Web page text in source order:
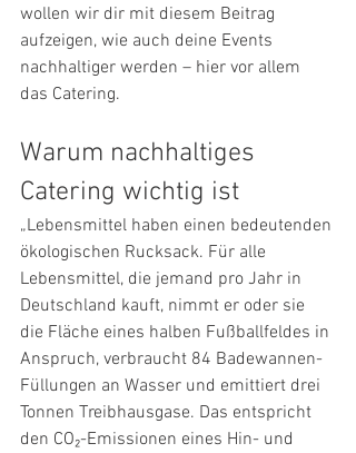
wollen wir dir mit diesem Beitrag
aufzeigen, wie auch deine Events
nachhaltiger werden – hier vor allem
das Catering.
Warum nachhaltiges
Catering wichtig ist
„Lebensmittel haben einen bedeutenden
ökologischen Rucksack. Für alle
Lebensmittel, die jemand pro Jahr in
Deutschland kauft, nimmt er oder sie
die Fläche eines halben Fußballfeldes in
Anspruch, verbraucht 84 Badewannen-
Füllungen an Wasser und emittiert drei
Tonnen Treibhausgase. Das entspricht
den CO₂-Emissionen eines Hin- und